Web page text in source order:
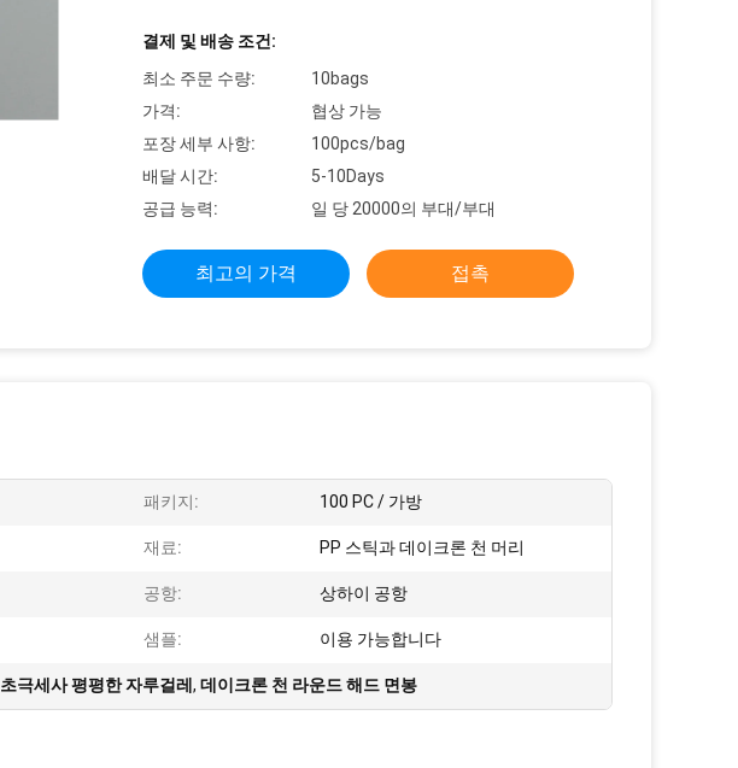
결제 및 배송 조건:
최소 주문 수량:
10bags
가격:
협상 가능
포장 세부 사항:
100pcs/bag
배달 시간:
5-10Days
공급 능력:
일 당 20000의 부대/부대
최고의 가격 접촉
패키지: 100 PC / 가방
재료: PP 스틱과 데이크론 천 머리
공항: 상하이 공항
샘플: 이용 가능합니다
초극세사 평평한 자루걸레 , 데이크론 천 라운드 해드 면봉